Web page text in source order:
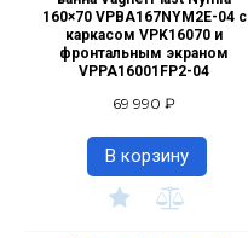
160×70 VPBA167NYM2E-04 с
каркасом VPK16070 и
фронтальным экраном
VPPA16001FP2-04
69 990 ₽
В корзину